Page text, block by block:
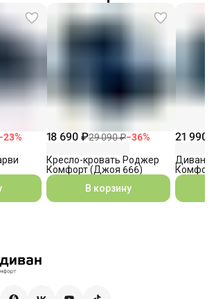
23% 18 690 ₽29 090 ₽−36%
Кресло-кровать Роджер
Комфорт (Джоя 666)
В корзину
21 990
Диван-